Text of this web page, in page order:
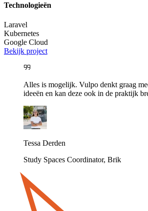
Technologieën
Laravel
Kubernetes
Google Cloud
Bekijk project
Alles is mogelijk. Vulpo denkt graag
ideeën en kan deze ook in de praktijk
Tessa Derden
Study Spaces Coordinator, Brik